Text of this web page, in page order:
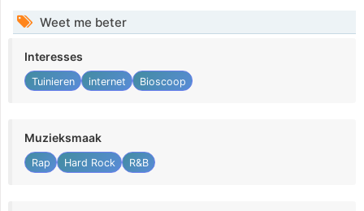
Weet me beter
Interesses
Tuinieren internet Bioscoop
Muzieksmaak
Rap Hard Rock R&B